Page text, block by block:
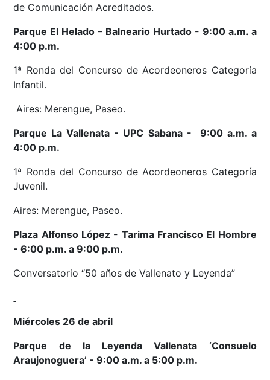
de Comunicación Acreditados.
Parque El Helado – Balneario Hurtado - 9:00 a.m. a
4:00 p.m.
1ª Ronda del Concurso de Acordeoneros Categoría
Infantil.
Aires: Merengue, Paseo.
Parque La Vallenata - UPC Sabana - 9:00 a.m. a
4:00 p.m.
1ª Ronda del Concurso de Acordeoneros Categoría
Juvenil.
Aires: Merengue, Paseo.
Plaza Alfonso López - Tarima Francisco El Hombre
- 6:00 p.m. a 9:00 p.m.
Conversatorio “50 años de Vallenato y Leyenda”
Miércoles 26 de abril
Parque de la Leyenda Vallenata ‘Consuelo
Araujonoguera’ - 9:00 a.m. a 5:00 p.m.